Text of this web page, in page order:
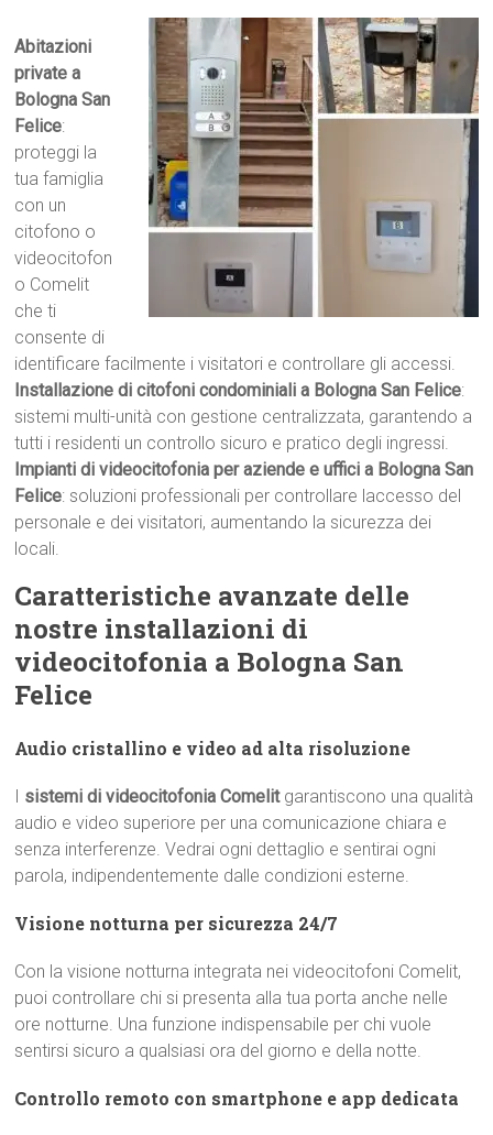
Abitazioni
private a
Bologna San
Felice:
proteggi la
tua famiglia
con un
citofono o
videocitofon
o Comelit
che ti
consente di
identificare facilmente i visitatori e controllare gli accessi.
Installazione di citofoni condominiali a Bologna San Felice:
sistemi multi-unità con gestione centralizzata, garantendo a
tutti i residenti un controllo sicuro e pratico degli ingressi.
Impianti di videocitofonia per aziende e uffici a Bologna San
Felice: soluzioni professionali per controllare laccesso del
personale e dei visitatori, aumentando la sicurezza dei
locali.
Caratteristiche avanzate delle
nostre installazioni di
videocitofonia a Bologna San
Felice
Audio cristallino e video ad alta risoluzione
I sistemi di videocitofonia Comelitgarantiscono una qualità
audio e video superiore per una comunicazione chiara e
senza interferenze. Vedrai ogni dettaglio e sentirai ogni
parola, indipendentemente dalle condizioni esterne.
Visione notturna per sicurezza 24/7
Con la visione notturna integrata nei videocitofoni Comelit,
puoi controllare chi si presenta alla tua porta anche nelle
ore notturne. Una funzione indispensabile per chi vuole
sentirsi sicuro a qualsiasi ora del giorno e della notte.
Controllo remoto con smartphone e app dedicata